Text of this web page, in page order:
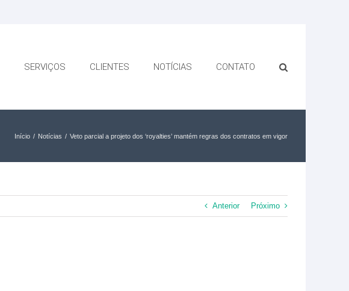
SERVIÇOS CLIENTES NOTÍCIAS CONTATO
Início / Notícias / Veto parcial a projeto dos ‘royalties’ mantém regras dos contratos em vigor
Anterior Próximo